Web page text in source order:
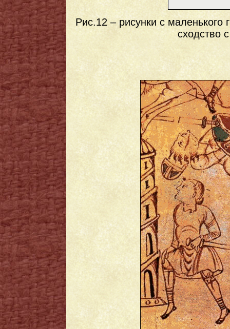
Рис.12 – рисунки с маленького
сходство